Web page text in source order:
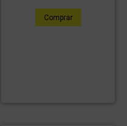
Comprar